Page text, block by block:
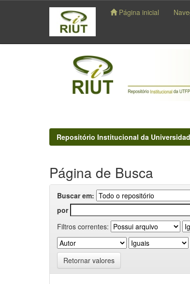
navigation
Página inicial
Repositório Institucional da
Página de Busca
Buscar em:
por
Filtros correntes:
Retornar valores